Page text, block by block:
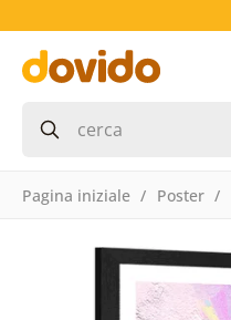
Pagina iniziale Poster